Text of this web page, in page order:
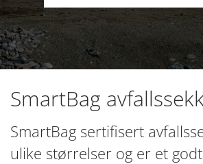
SmartBag
SmartBag sertifisert
ulike størrelser og er et